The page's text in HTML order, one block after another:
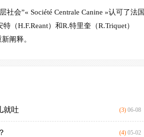
会”« Société Centrale Canine »认可了法国
（H.F.Reant）和R.特里奎（R.Triquet）
阐释。
就吐 (3) 06-08
(4) 05-02